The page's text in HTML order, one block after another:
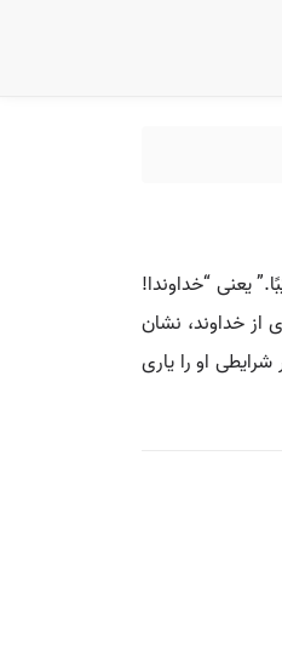
یعنی “خداوندا!
از خداوند، نشان‌
او را یاری